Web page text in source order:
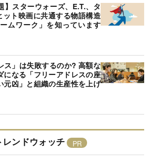
】スターウォーズ、E.T.、タ
ット映画に共通する物語構造
ムワーク」を知っています
ス」は失敗するのか? 高額な
になる「フリーアドレスの座
元凶」と組織の生産性を上げ
レンドウォッチ